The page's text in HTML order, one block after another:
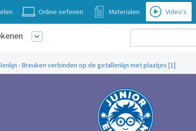
Online oefenen Materialen Video's
› Breuken verbinden op de getallenlijn met plaatjes [1]